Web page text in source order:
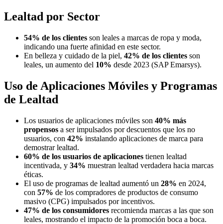
Lealtad por Sector
54% de los clientes son leales a marcas de ropa y moda,
indicando una fuerte afinidad en este sector.
En belleza y cuidado de la piel, 42% de los clientes son
leales, un aumento del 10% desde 2023 (SAP Emarsys).
Uso de Aplicaciones Móviles y Programas
de Lealtad
Los usuarios de aplicaciones móviles son 40% más
propensos a ser impulsados por descuentos que los no
usuarios, con 42% instalando aplicaciones de marca para
demostrar lealtad.
60% de los usuarios de aplicaciones tienen lealtad
incentivada, y 34% muestran lealtad verdadera hacia marcas
éticas.
El uso de programas de lealtad aumentó un 28% en 2024,
con 57% de los compradores de productos de consumo
masivo (CPG) impulsados por incentivos.
47% de los consumidores recomienda marcas a las que son
leales, mostrando el impacto de la promoción boca a boca.